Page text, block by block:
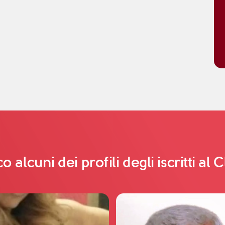
alcuni dei profili degli iscritti al